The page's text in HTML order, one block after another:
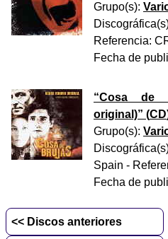
Grupo(s):
Referencia:
Fecha de
“Cosa de
original)” (CD
Grupo(s):
Spain -
Fecha de
<< Discos anteriores